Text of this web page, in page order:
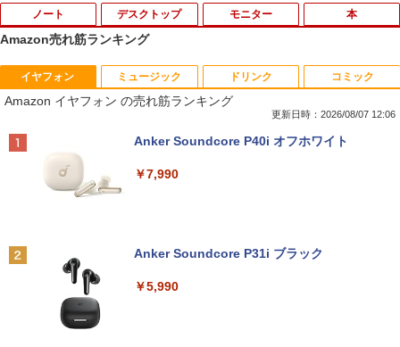
ノート
1
ノートパソコン 極軽量約965g 富士通 LI
FEBOOK U748 14インチ 高性能第7世代
Core i5-7300U カメラ内蔵 メモリ最大16
WIFI Bluetooth Office付き 5GWIFI Blu
dows11 中古ノートパソコン
indows11 超高性能 第10世代Core i5-10
デスクトップ
1
超得10％OFF｜買い替えならこれ!! Micr
osoft office付き デスクトップパソコン
中古デスクトップ 第8世代 メモリ8GB S
ト購入可能 単品 NEC デスクトップ PC
ソコン マイクロソフトオフィス 2019 PC
ンス】GMKtec G10 ミニPC【AMD Ryz
モニター
1
Yoothi 互換品 液晶 15.6インチ NV156F
HM-N41 NV156FHM-N42 NV156FHM-N
43 NV156FHM-N46 NV156FHM-N47 NV
PS LED LCD 液晶ディスプレイ 修理交換
＼500円OFFクーポンあり！／ モバイル
スプレイ VESA対応 コスパ デュアルモニ
本
1
獣医腫瘍学テキスト 第2版[本/雑誌] / 日
本獣医がん学会/著 日本獣医がん学会獣医
腫瘍科認定医認定委員会/監修
￥19,800
円をつくった超レバレッジ投資の極意 [
宮脇 さき ]
￥1,980
Amazon売れ筋ランキング
イヤフォン
Amazon イヤフォン の売れ筋ランキング
更新日時：2026/08/07 12:06
Anker Soundcore P40i オフホワイト
￥7,990
Anker Soundcore P31i ブラック
￥5,990
ミュージック ドリンク コミック